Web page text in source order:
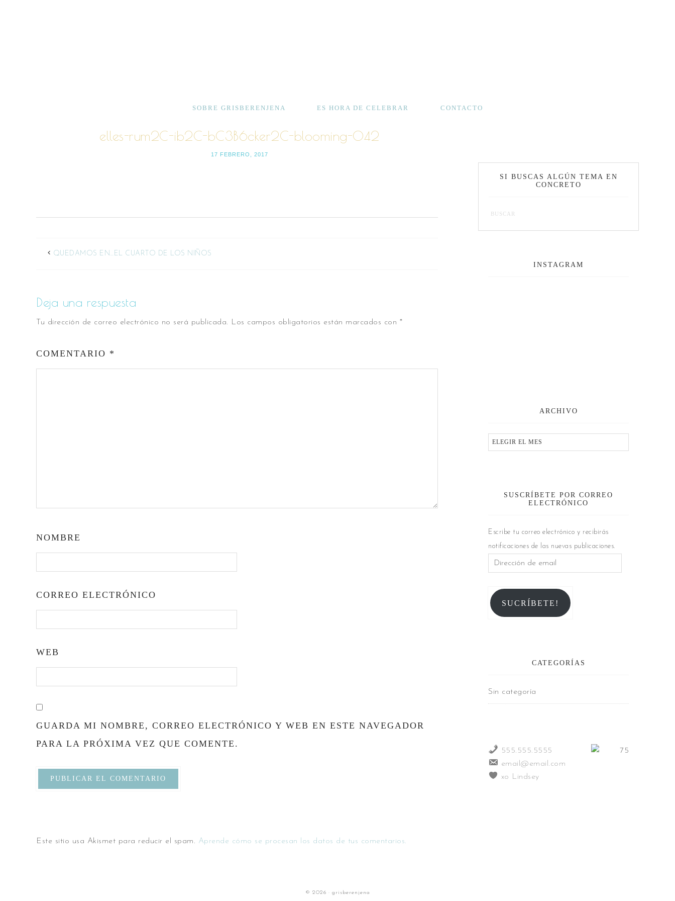
SOBRE GRISBERENJENA ES HORA DE CELEBRAR CONTACTO
elles-rum2C-ib2C-bC3B6cker2C-blooming-042
17 FEBRERO, 2017
QUEDAMOS EN…EL CUARTO DE LOS NIÑOS
Deja una respuesta
Tu dirección de correo electrónico no será publicada. Los campos obligatorios están marcados con *
COMENTARIO *
NOMBRE
CORREO ELECTRÓNICO
WEB
GUARDA MI NOMBRE, CORREO ELECTRÓNICO Y WEB EN ESTE NAVEGADOR
PARA LA PRÓXIMA VEZ QUE COMENTE.
Este sitio usa Akismet para reducir el spam. Aprende cómo se procesan los datos de tus comentarios.
SI BUSCAS ALGÚN TEMA EN
CONCRETO
INSTAGRAM
ARCHIVO
SUSCRÍBETE POR CORREO
ELECTRÓNICO
Escribe tu correo electrónico y recibirás
notificaciones de las nuevas publicaciones.
SUCRÍBETE!
CATEGORÍAS
Sin categoría
555.555.5555
email@email.com
xo Lindsey
© 2026 · grisberenjena